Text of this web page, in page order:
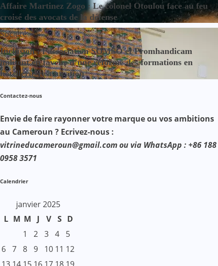
Affaire Martinez Zogo : Le colonel Otoulou face au feu
croisé des avocats de la défense
Société
Inclusion : l’association SOMSO et Promhandicam
militent en faveur d’une réforme des formations en
hôtellerie-restauration
Contactez-nous
Envie de faire rayonner votre marque ou vos ambitions
au Cameroun ? Ecrivez-nous :
vitrineducameroun@gmail.com ou via WhatsApp : +86 188
0958 3571
Calendrier
janvier 2025
L M M J V S D
1
2 3 4
5
6 7 8 9 10 11 12